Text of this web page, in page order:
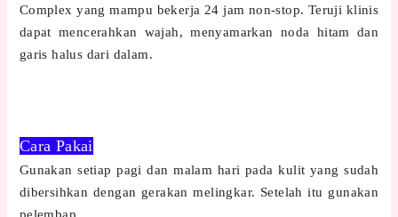
Complex yang mampu bekerja 24 jam non-stop. Teruji klinis
dapat mencerahkan wajah, menyamarkan noda hitam dan
garis halus dari dalam.
Cara Pakai
Gunakan setiap pagi dan malam hari pada kulit yang sudah
dibersihkan dengan gerakan melingkar. Setelah itu gunakan